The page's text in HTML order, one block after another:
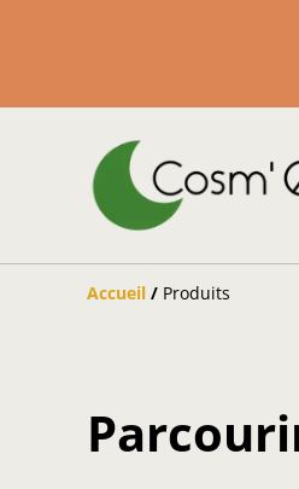
Accueil / Produits